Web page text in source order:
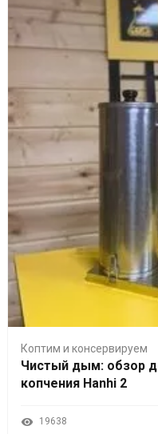
Коптим и консервируем
Чистый дым: обзор
копчения Hanhi 2
19638